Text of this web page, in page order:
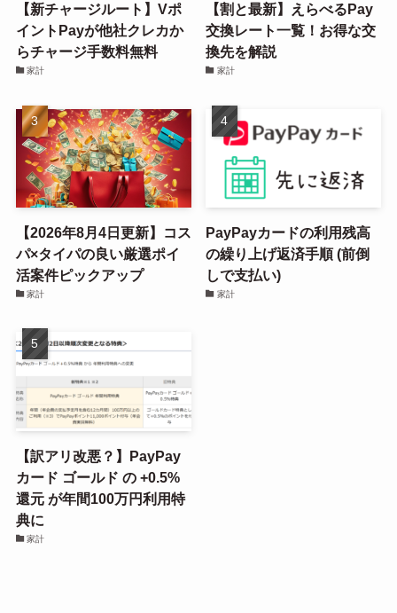
【新チャージルート】Vポ
イントPayが他社クレカか
らチャージ手数料無料
家計
【割と最新】えらべるPay
交換レート一覧！お得な交
換先を解説
家計
【2026年8月4日更新】コス
パ×タイパの良い厳選ポイ
活案件ピックアップ
家計
PayPayカードの利用残高
の繰り上げ返済手順 (前倒
しで支払い)
家計
【訳アリ改悪？】PayPay
カード ゴールド の +0.5%
還元 が年間100万円利用特
典に
家計